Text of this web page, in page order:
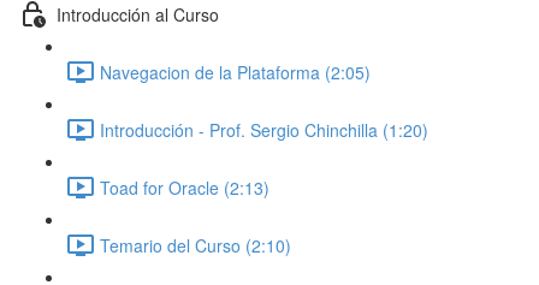
Introducción al Curso
Navegacion de la Plataforma (2:05)
Introducción - Prof. Sergio Chinchilla (1:20)
Toad for Oracle (2:13)
Temario del Curso (2:10)